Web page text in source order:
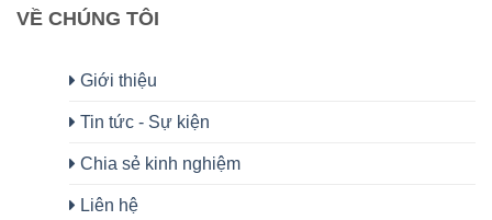
VỀ CHÚNG TÔI
Giới thiệu
Tin tức - Sự kiện
Chia sẻ kinh nghiệm
Liên hệ